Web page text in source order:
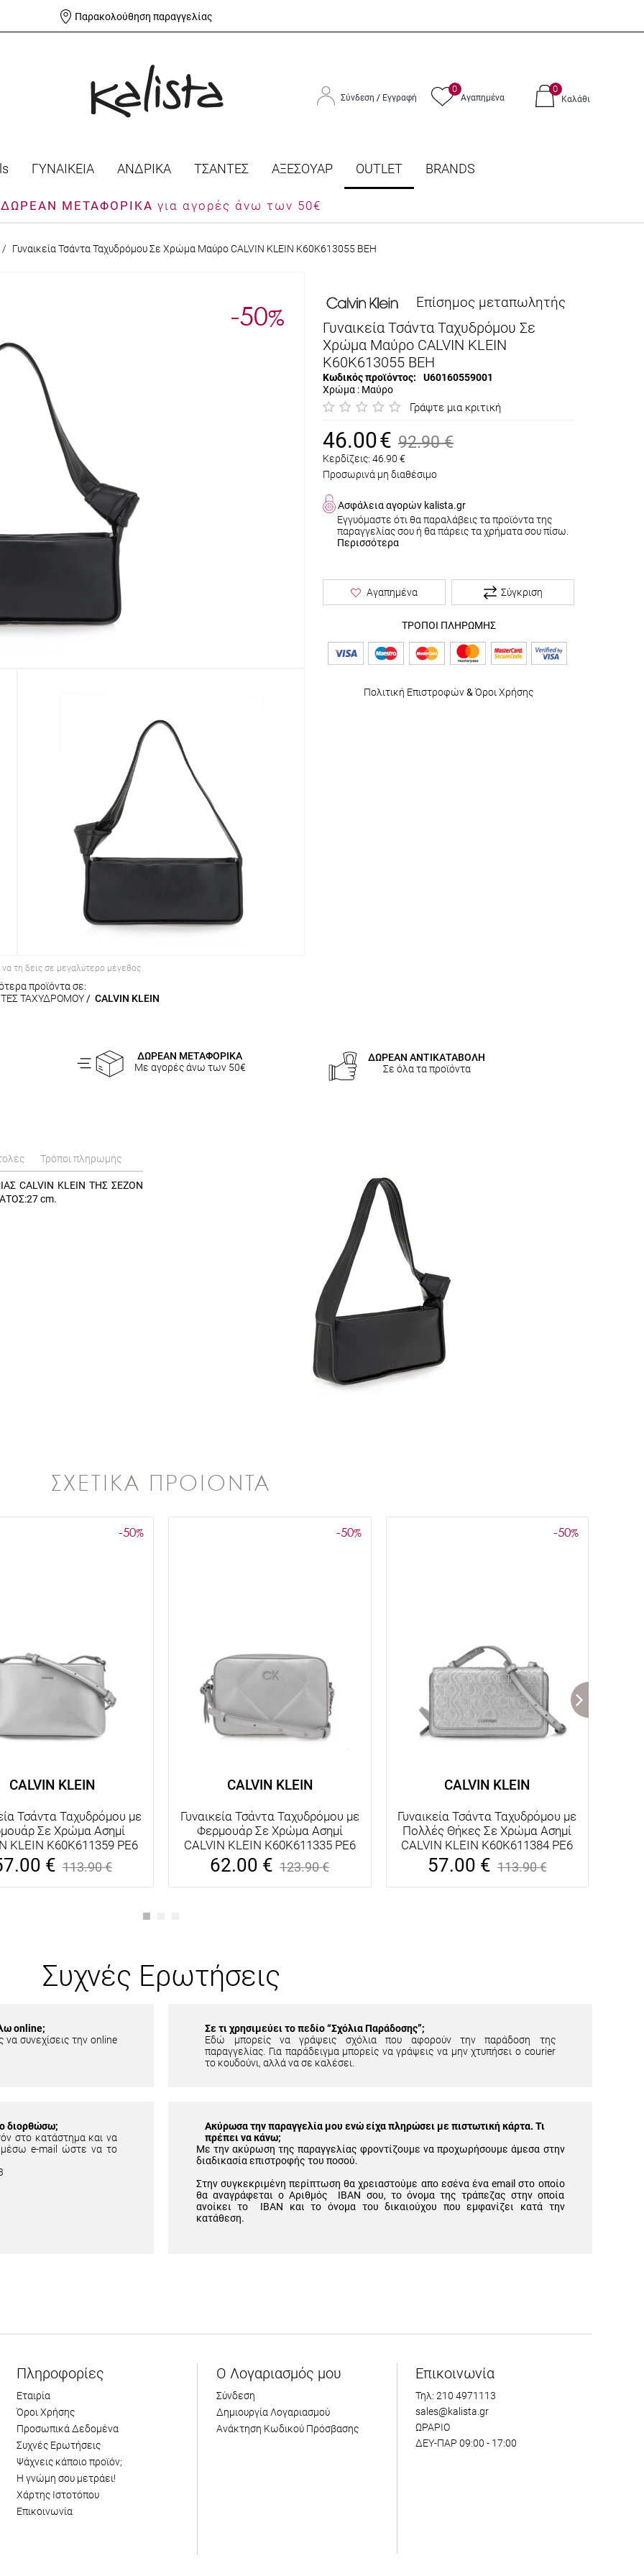
Παρακολούθηση παραγγελίας
Σύνδεση / Εγγραφή
0
Αγαπημένα
0
Καλάθι
ΓΥΝΑΙΚΕΙΑ ΑΝΔΡΙΚΑ ΤΣΑΝΤΕΣ ΑΞΕΣΟΥΑΡ OUTLET BRANDS
ΔΩΡΕΑΝ ΜΕΤΑΦΟΡΙΚΑ για αγορές άνω των 50€
/ Γυναικεία Τσάντα Ταχυδρόμου Σε Χρώμα Μαύρο CALVIN KLEIN K60K613055 BEH
-50%
να τη δεις σε μεγαλύτερο μέγεθος
προϊόντα σε:
ΤΑΧΥΔΡΟΜΟΥ/ CALVIN KLEIN
Επίσημος μεταπωλητής
Γυναικεία Τσάντα Ταχυδρόμου Σε
Χρώμα Μαύρο CALVIN KLEIN
K60K613055 BEH
Κωδικός προϊόντος:
U60160559001
Χρώμα : Μαύρο
Γράψτε μια κριτική
46.00€ 92.90 €
Κερδίζεις: 46.90 €
Προσωρινά μη διαθέσιμο
Ασφάλεια αγορών kalista.gr
Εγγυόμαστε ότι θα παραλάβεις τα προϊόντα της
παραγγελίας σου ή θα πάρεις τα χρήματα σου πίσω.
Περισσότερα
Αγαπημένα Σύγκριση
ΤΡΟΠΟΙ ΠΛΗΡΩΜΗΣ
Πολιτική Επιστροφών& Όροι Χρήσης
ΔΩΡΕΑΝ ΜΕΤΑΦΟΡΙΚΑ
Με αγορές άνω των 50€
ΔΩΡΕΑΝ ΑΝΤΙΚΑΤΑΒΟΛΗ
Σε όλα τα προϊόντα
Τρόποι πληρωμής
CALVIN KLEIN ΤΗΣ ΣΕΖΟΝ
cm.
ΣΧΕΤΙΚΑ ΠΡΟΙΟΝΤΑ
-50%
CALVIN KLEIN
Τσάντα Ταχυδρόμου με
Σε Χρώμα Ασημί
KLEIN K60K611359 PE6
€ 113.90€
-50%
CALVIN KLEIN
Γυναικεία Τσάντα Ταχυδρόμου με
Φερμουάρ Σε Χρώμα Ασημί
CALVIN KLEIN K60K611335 PE6
62.00 € 123.90€
-50%
CALVIN KLEIN
Γυναικεία Τσάντα Ταχυδρόμου με
Πολλές Θήκες Σε Χρώμα Ασημί
CALVIN KLEIN K60K611384 PE6
57.00 € 113.90€
Συχνές Ερωτήσεις
online;
συνεχίσεις την online
Σε τι χρησιμεύει το πεδίο “Σχόλια Παράδοσης”;
Εδώ μπορείς να γράψεις σχόλια που αφορούν την παράδοση της
παραγγελίας. Για παράδειγμα μπορείς να γράψεις να μην χτυπήσει ο courier
το κουδούνι, αλλά να σε καλέσει.
διορθώσω;
στο κατάστημα και να
μέσω e-mail ώστε να το
Ακύρωσα την παραγγελία μου ενώ είχα πληρώσει με πιστωτική κάρτα. Τι
πρέπει να κάνω;
Με την ακύρωση της παραγγελίας φροντίζουμε να προχωρήσουμε άμεσα στην
διαδικασία επιστροφής του ποσού.
Στην συγκεκριμένη περίπτωση θα χρειαστούμε απο εσένα ένα email στο οποίο
θα αναγράφεται ο Αριθμός IBAN σου, το όνομα της τράπεζας στην οποία
ανοίκει το IBAN και το όνομα του δικαιούχου που εμφανίζει κατά την
κατάθεση.
Πληροφορίες
Εταιρία
Όροι Χρήσης
Προσωπικά Δεδομένα
Συχνές Ερωτήσεις
Ψάχνεις κάποιο προϊόν;
Η γνώμη σου μετράει!
Χάρτης Ιστοτόπου
Επικοινωνία
Ο Λογαριασμός μου
Σύνδεση
Δημιουργία Λογαριασμού
Ανάκτηση Κωδικού Πρόσβασης
Επικοινωνία
Τηλ: 210 4971113
sales@kalista.gr
ΩΡΑΡΙΟ
ΔΕΥ-ΠΑΡ 09:00 - 17:00